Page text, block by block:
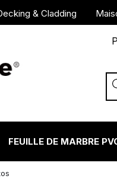
& Cladding
FEUILLE DE MARBRE